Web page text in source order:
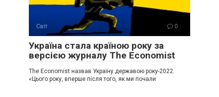
Світ 0
Україна стала країною року за
версією журналу The Economist
The Economist назвав Україну державою року-2022.
«Цього року, вперше після того, як ми почали